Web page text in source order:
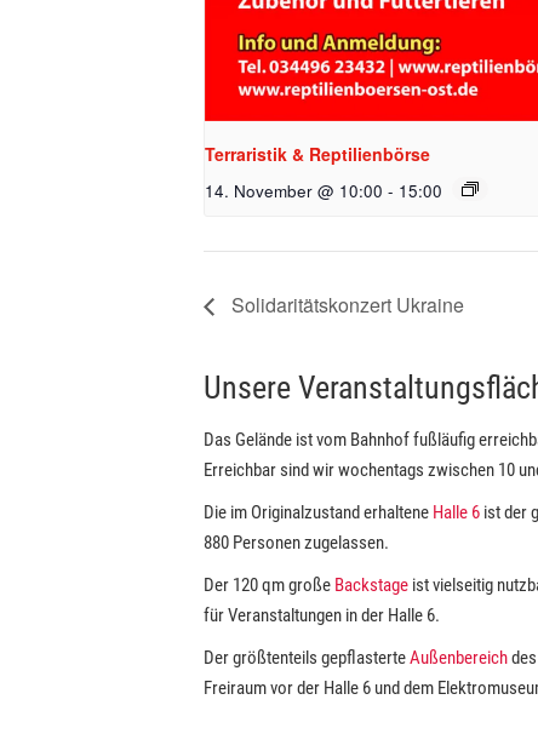
Terraristik & Reptilienbörse
14. November @ 10:00 - 15:00
Solidaritätskonzert Ukraine
Unsere
Das Gelände ist vom Bahnhof fußläufig
Erreichbar sind wir wochentags zwischen 10
Die im Originalzustand erhaltene Halle 6 ist der
880 Personen zugelassen.
Der 120 qm große Backstage ist vielseitig
für Veranstaltungen in der Halle 6.
Der größtenteils gepflasterteAußenbereich
Freiraum vor der Halle 6 und dem